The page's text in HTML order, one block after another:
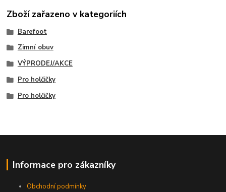
Zboží zařazeno v kategoriích
Barefoot
Zimní obuv
VÝPRODEJ/AKCE
Pro holčičky
Pro holčičky
Informace pro zákazníky
Obchodní podmínky